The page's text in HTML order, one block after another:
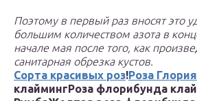
Поэтому в первый раз вносят это
большим количеством азота в
начале мая после того, как
санитарная обрезка кустов.
Сорта красивых роз!Роза
клаймингРоза флорибунда